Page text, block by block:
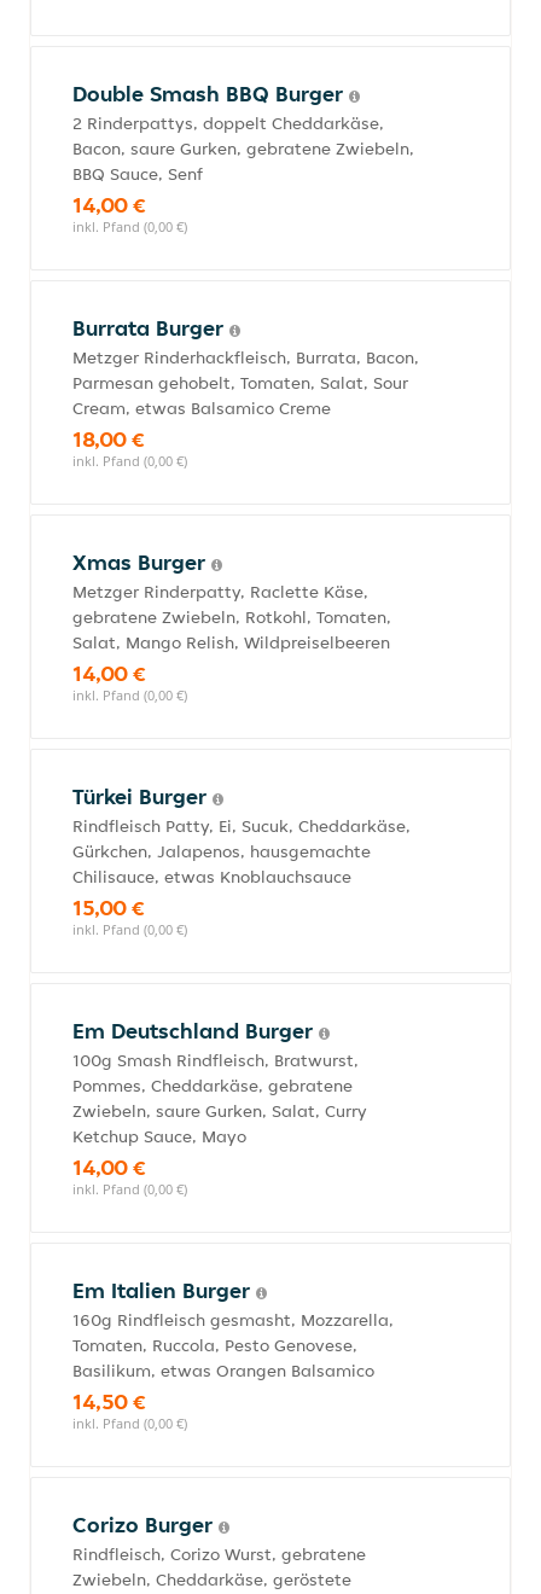
Double Smash BBQ Burger
2 Rinderpattys, doppelt Cheddarkäse,
Bacon, saure Gurken, gebratene Zwiebeln,
BBQ Sauce, Senf
14,00 €
inkl. Pfand (0,00 €)
Burrata Burger
Metzger Rinderhackfleisch, Burrata, Bacon,
Parmesan gehobelt, Tomaten, Salat, Sour
Cream, etwas Balsamico Creme
18,00 €
inkl. Pfand (0,00 €)
Xmas Burger
Metzger Rinderpatty, Raclette Käse,
gebratene Zwiebeln, Rotkohl, Tomaten,
Salat, Mango Relish, Wildpreiselbeeren
14,00 €
inkl. Pfand (0,00 €)
Türkei Burger
Rindfleisch Patty, Ei, Sucuk, Cheddarkäse,
Gürkchen, Jalapenos, hausgemachte
Chilisauce, etwas Knoblauchsauce
15,00 €
inkl. Pfand (0,00 €)
Em Deutschland Burger
100g Smash Rindfleisch, Bratwurst,
Pommes, Cheddarkäse, gebratene
Zwiebeln, saure Gurken, Salat, Curry
Ketchup Sauce, Mayo
14,00 €
inkl. Pfand (0,00 €)
Em Italien Burger
160g Rindfleisch gesmasht, Mozzarella,
Tomaten, Ruccola, Pesto Genovese,
Basilikum, etwas Orangen Balsamico
14,50 €
inkl. Pfand (0,00 €)
Corizo Burger
Rindfleisch, Corizo Wurst, gebratene
Zwiebeln, Cheddarkäse, geröstete